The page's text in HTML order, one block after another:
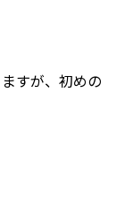
すが、初めの